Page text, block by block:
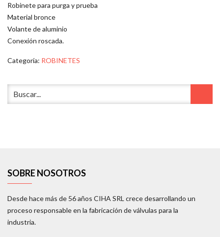
Robinete para purga y prueba
Material bronce
Volante de aluminio
Conexión roscada.
Categoría: ROBINETES
SOBRE NOSOTROS
Desde hace más de 56 años CIHA SRL crece desarrollando un
proceso responsable en la fabricación de válvulas para la
industria.